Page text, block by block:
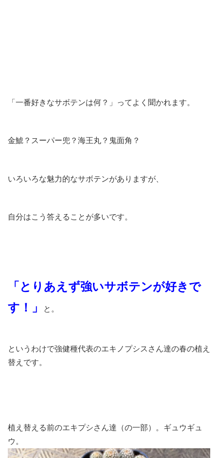
「一番好きなサボテンは何？」ってよく聞かれます。
金鯱？スーパー兜？海王丸？鬼面角？
いろいろな魅力的なサボテンがありますが、
自分はこう答えることが多いです。
「とりあえず強いサボテンが好きで
す！」
と。
というわけで強健種代表のエキノプシスさん達の春の植え
替えです。
植え替える前のエキプシさん達（の一部）。ギュウギュ
ウ。